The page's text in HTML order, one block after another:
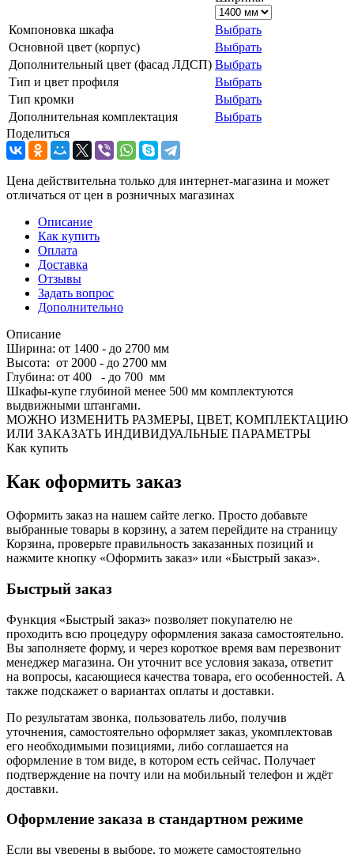
Компоновка шкафа
Выбрать
Основной цвет (корпус)
Выбрать
Дополнительный цвет (фасад ЛДСП) Выбрать
Тип и цвет профиля
Выбрать
Тип кромки
Выбрать
Дополнительная комплектация
Выбрать
Поделиться
Цена действительна только для интернет-магазина и может
отличаться от цен в розничных магазинах
Описание
Как купить
Оплата
Доставка
Отзывы
Задать вопрос
Дополнительно
Описание
Ширина: от 1400 - до 2700 мм
Высота: от 2000 - до 2700 мм
Глубина: от 400 - до 700 мм
Шкафы-купе глубиной менее 500 мм комплектуются
выдвижными штангами.
МОЖНО ИЗМЕНИТЬ РАЗМЕРЫ, ЦВЕТ, КОМПЛЕКТАЦИЮ
ИЛИ ЗАКАЗАТЬ ИНДИВИДУАЛЬНЫЕ ПАРАМЕТРЫ
Как купить
Как оформить заказ
Оформить заказ на нашем сайте легко. Просто добавьте
выбранные товары в корзину, а затем перейдите на страницу
Корзина, проверьте правильность заказанных позиций и
нажмите кнопку «Оформить заказ» или «Быстрый заказ».
Быстрый заказ
Функция «Быстрый заказ» позволяет покупателю не
проходить всю процедуру оформления заказа самостоятельно.
Вы заполняете форму, и через короткое время вам перезвонит
менеджер магазина. Он уточнит все условия заказа, ответит
на вопросы, касающиеся качества товара, его особенностей. А
также подскажет о вариантах оплаты и доставки.
По результатам звонка, пользователь либо, получив
уточнения, самостоятельно оформляет заказ, укомплектовав
его необходимыми позициями, либо соглашается на
оформление в том виде, в котором есть сейчас. Получает
подтверждение на почту или на мобильный телефон и ждёт
доставки.
Оформление заказа в стандартном режиме
Если вы уверены в выборе, то можете самостоятельно